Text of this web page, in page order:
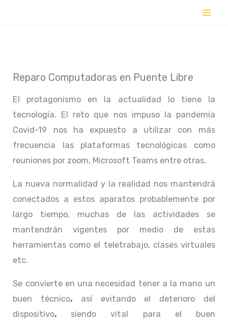
Reparo Computadoras en Puente Libre
El protagonismo en la actualidad lo tiene la
tecnología. El reto que nos impuso la pandemia
Covid-19 nos ha expuesto a utilizar con más
frecuencia las plataformas tecnológicas como
reuniones por zoom, Microsoft Teams entre otras.
La nueva normalidad y la realidad nos mantendrá
conectados a estos aparatos probablemente por
largo tiempo, muchas de las actividades se
mantendrán vigentes por medio de estas
herramientas como el teletrabajo, clases virtuales
etc.
Se convierte en una necesidad tener a la mano un
buen técnico, así evitando el deterioro del
dispositivo, siendo vital para el buen